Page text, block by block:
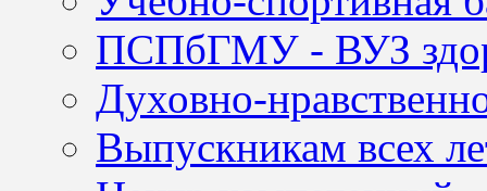
ПСПбГМУ - ВУЗ
Духовно-
Выпускникам всех